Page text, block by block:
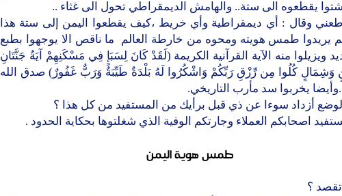
يقطعوه الى ستة.. والهامش الديمقراطي تحول الى غثاء ..
وقال : أي ديمقراطية وأي خريط ،كيف يقطعوا اليمن إلى ستة هذا
يريدوا طمس هويته ومحوه من خارطة العالم ما ناقص الا يوجهوا بطبع
ويزيلوا منه الآية القرآنية الكريمة (لَقَدْ كَانَ لِسَبَإٍ فِي مَسْكَنِهِمْ آيَةٌ جَنَّتَانِ
وَشِمَالٍ كُلُوا مِن رِّزْقِ رَبِّكُمْ وَاشْكُرُوا لَهُ بَلْدَةٌ طَيِّبَةٌ وَرَبٌّ غَفُورٌ) صدق الله
يخربوا سد مأرب التاريخي.
أزداد سوءا عن ذي قبل برأيك من المستفيد من كل هذا ؟
اصحابكم العملاء وجارتكم الوفية الذي شغلتوها بحكاية الحدود .
طمس هوية اليمن
؟